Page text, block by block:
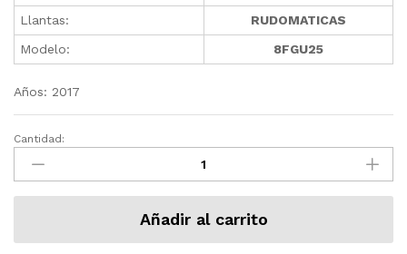
Llantas:
RUDOMATICAS
Modelo:
8FGU25
Años: 2017
Montacargas
Toyota
5000
DUAL(GASOLINA/LP)
Cantidad:
Añadir al carrito